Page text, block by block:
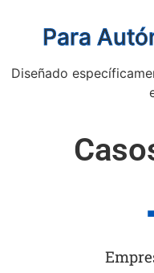
Para
Diseñado